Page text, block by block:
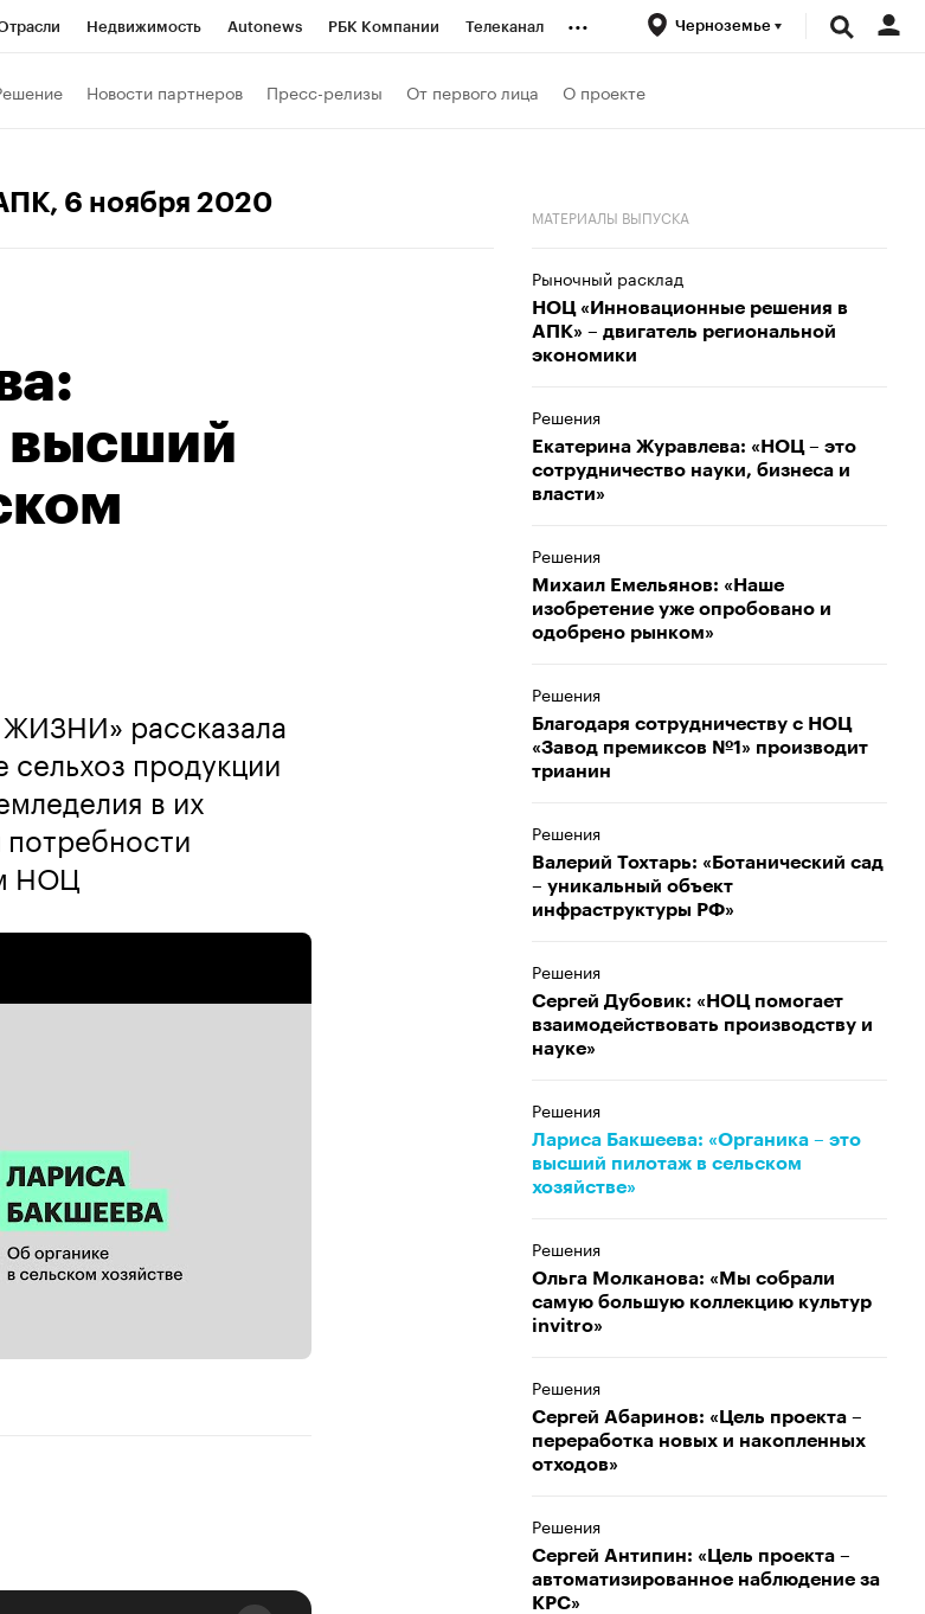
Недвижимость Autonews РБК Компании Телеканал
Конференции СПб
... Черноземье
Новости партнеров Пресс-релизы От первого лица О проекте
, 6 ноября 2020
высший
рассказала
продукции
в их
потребности
НОЦ
МАТЕРИАЛЫ ВЫПУСКА
Рыночный расклад
НОЦ «Инновационные решения в
АПК» – двигатель региональной
экономики
Решения
Екатерина Журавлева: «НОЦ – это
сотрудничество науки, бизнеса и
власти»
Решения
Михаил Емельянов: «Наше
изобретение уже опробовано и
одобрено рынком»
Решения
Благодаря сотрудничеству с НОЦ
«Завод премиксов №1» производит
трианин
Решения
Валерий Тохтарь: «Ботанический сад
– уникальный объект
инфраструктуры РФ»
Решения
Сергей Дубовик: «НОЦ помогает
взаимодействовать производству и
науке»
Решения
Лариса Бакшеева: «Органика – это
высший пилотаж в сельском
хозяйстве»
Решения
Ольга Молканова: «Мы собрали
самую большую коллекцию культур
invitrо»
Решения
Сергей Абаринов: «Цель проекта –
переработка новых и накопленных
отходов»
Решения
Сергей Антипин: «Цель проекта –
автоматизированное наблюдение за
КРС»